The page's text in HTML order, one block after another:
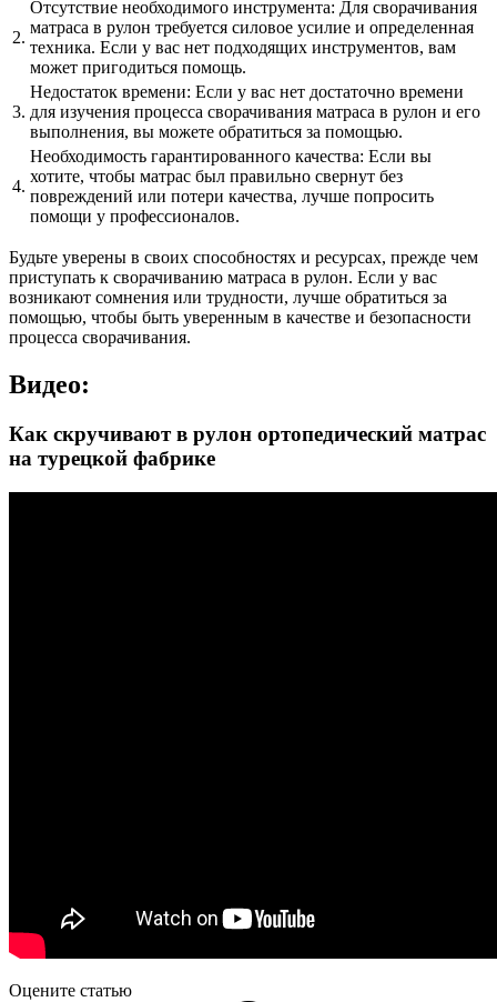
2.
Отсутствие необходимого инструмента: Для сворачивания
матраса в рулон требуется силовое усилие и определенная
техника. Если у вас нет подходящих инструментов, вам
может пригодиться помощь.
3.
Недостаток времени: Если у вас нет достаточно времени
для изучения процесса сворачивания матраса в рулон и его
выполнения, вы можете обратиться за помощью.
4.
Необходимость гарантированного качества: Если вы
хотите, чтобы матрас был правильно свернут без
повреждений или потери качества, лучше попросить
помощи у профессионалов.
Будьте уверены в своих способностях и ресурсах, прежде чем
приступать к сворачиванию матраса в рулон. Если у вас
возникают сомнения или трудности, лучше обратиться за
помощью, чтобы быть уверенным в качестве и безопасности
процесса сворачивания.
Видео:
Как скручивают в рулон ортопедический матрас
на турецкой фабрике
Оцените статью